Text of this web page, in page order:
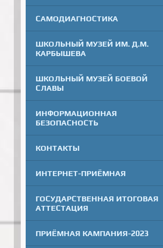
САМОДИАГНОСТИКА
ШКОЛЬНЫЙ МУЗЕЙ ИМ. Д.М.
КАРБЫШЕВА
ШКОЛЬНЫЙ МУЗЕЙ БОЕВОЙ
СЛАВЫ
ИНФОРМАЦИОННАЯ
БЕЗОПАСНОСТЬ
КОНТАКТЫ
ИНТЕРНЕТ-ПРИЁМНАЯ
ГОСУДАРСТВЕННАЯ ИТОГОВАЯ
АТТЕСТАЦИЯ
ПРИЁМНАЯ КАМПАНИЯ-2023